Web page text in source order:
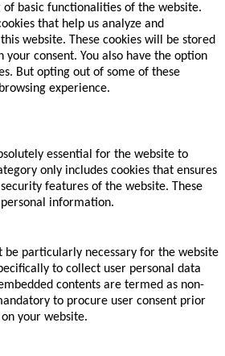
basic functionalities of the website.
that help us analyze and
website. These cookies will be stored
consent. You also have the option
But opting out of some of these
experience.
essential for the website to
only includes cookies that ensures
features of the website. These
information.
be particularly necessary for the website
to collect user personal data
contents are termed as non-
to procure user consent prior
your website.